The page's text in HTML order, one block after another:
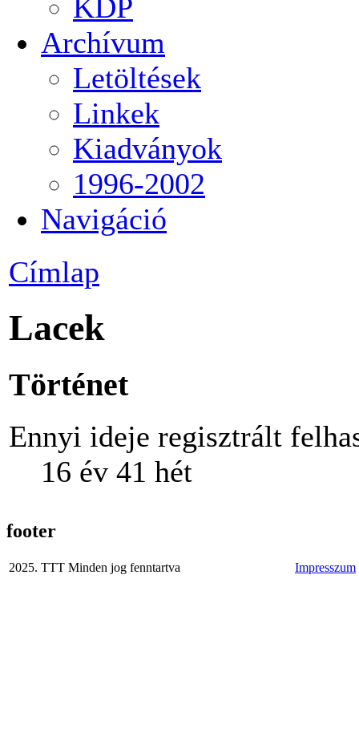
KDP
Archívum
Letöltések
Linkek
Kiadványok
1996-2002
Navigáció
Címlap
Lacek
Történet
Ennyi ideje regisztrált
16 év 41 hét
footer
2025. TTT Minden jog fenntartva Impresszum